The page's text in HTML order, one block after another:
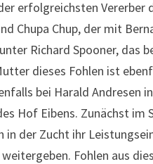
erfolgreichsten Vererber
Chupa Chup, der mit
Richard Spooner, das
dieses Fohlen ist
bei Harald Andresen
Hof Eibens. Zunächst im
in der Zucht ihr
Fohlen aus